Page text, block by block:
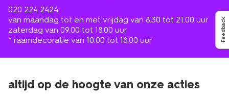
020 224 2424
van maandag tot en met vrijdag van 8.30 tot 21.00 uur
zaterdag van 09.00 tot 18.00 uur
* raamdecoratie van 10.00 tot 18.00 uur
altijd op de hoogte van onze acties
Feedback